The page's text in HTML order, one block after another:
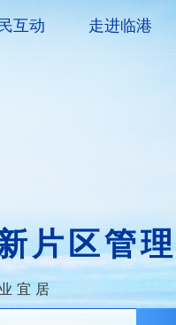
互动 走进临港
片区管
宜居